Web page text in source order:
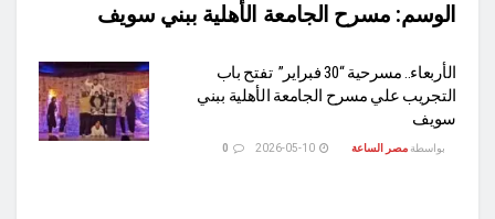
الوسم: مسرح الجامعة الأهلية ببني سويف
الأربعاء.. مسرحية “30 فبراير” تفتح باب
التجريب علي مسرح الجامعة الأهلية ببني
سويف
بواسطة مصر الساعة